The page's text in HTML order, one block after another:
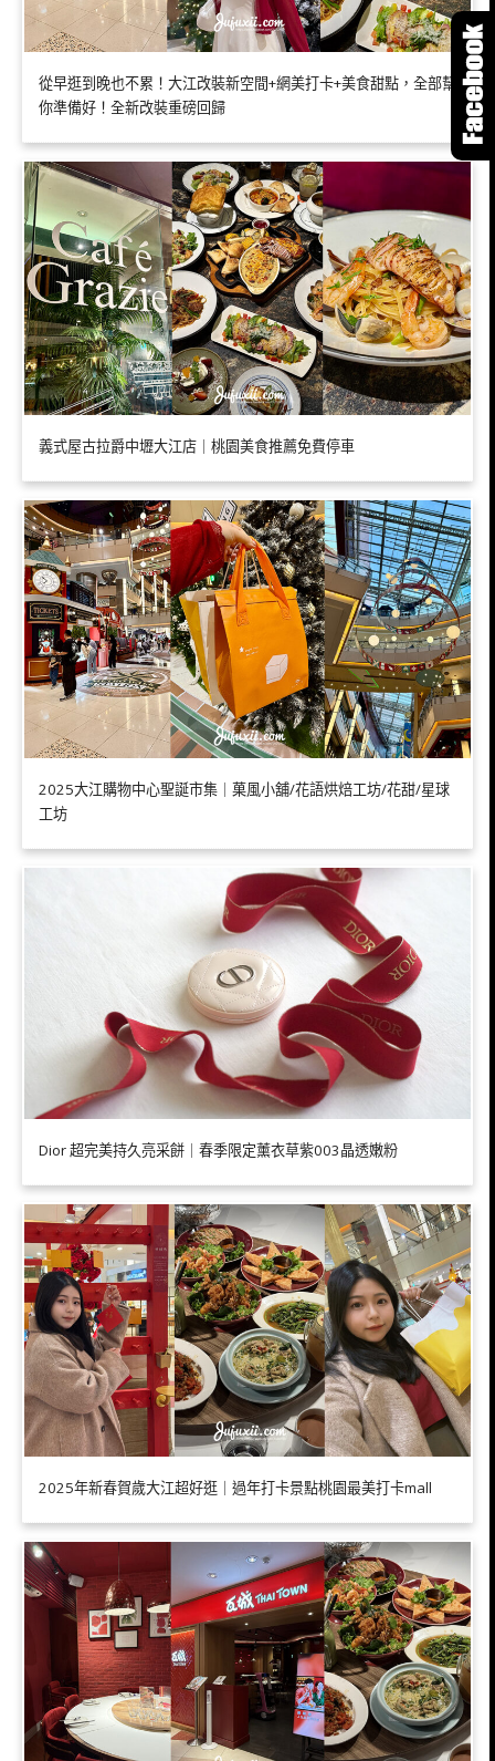
從早逛到晚也不累！大江改裝新空間+網美打卡+美食甜點，全部幫
你準備好！全新改裝重磅回歸
義式屋古拉爵中壢大江店｜桃園美食推薦免費停車
2025大江購物中心聖誕市集｜菓風小舖/花語烘焙工坊/花甜/星球
工坊
Dior 超完美持久亮采餅｜春季限定薰衣草紫003晶透嫩粉
2025年新春賀歲大江超好逛｜過年打卡景點桃園最美打卡mall